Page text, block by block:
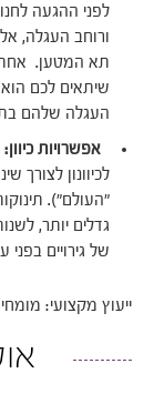
לפני ההגעה
ורוחב העגלה,
תא המטען. אחת
שיתאים לכם
העגלה שלהם
אפשרויות כיוון:
לכיוונון לצורך
"העולם").
גדלים יותר,
של גירויים בפני
ייעוץ מקצועי: